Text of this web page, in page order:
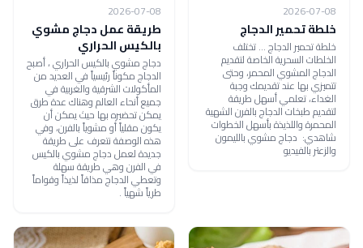
2026-07-08
خلطة تحمير الدجاج
خلطة تحمير الدجاج ... تختلف
الخلطات السحرية الخاصة لتقديم
الدجاج المشوي المحمر، وحتى
تتميزي بها عند تقديمك وجبة
الغداء، تعلمي أسهل طريقة
لتقديم طبخات الدجاج بالفرن الشهية
المحمرة واللذيذة بأسهل الخطوات
شاهدي: دجاج مشوي بالليمون
والزعتر بالفيديو
2026-07-08
طريقة عمل دجاج مشوي
بالكيس الحراري
دجاج مشوي بالكيس الحراري ، أصبح
الدجاج مكوناً رئيسياً في العديد من
المأكولات الشرقية والغربية في
جميع أنحاء العالم وهناك عدة طرق
يمكن تحضيره بها حيث يمكن أن
يكون مقلياً أو مشوياً بالفرن، وفي
هذه الوصفة نتعرف على طريقة
جديدة لعمل دجاج مشوي بالكيس
في الفرن وهي طريقة سهلة
وتعطي الدجاج مذاقاً لذيذاً وقواماً
طرياً شهياً .